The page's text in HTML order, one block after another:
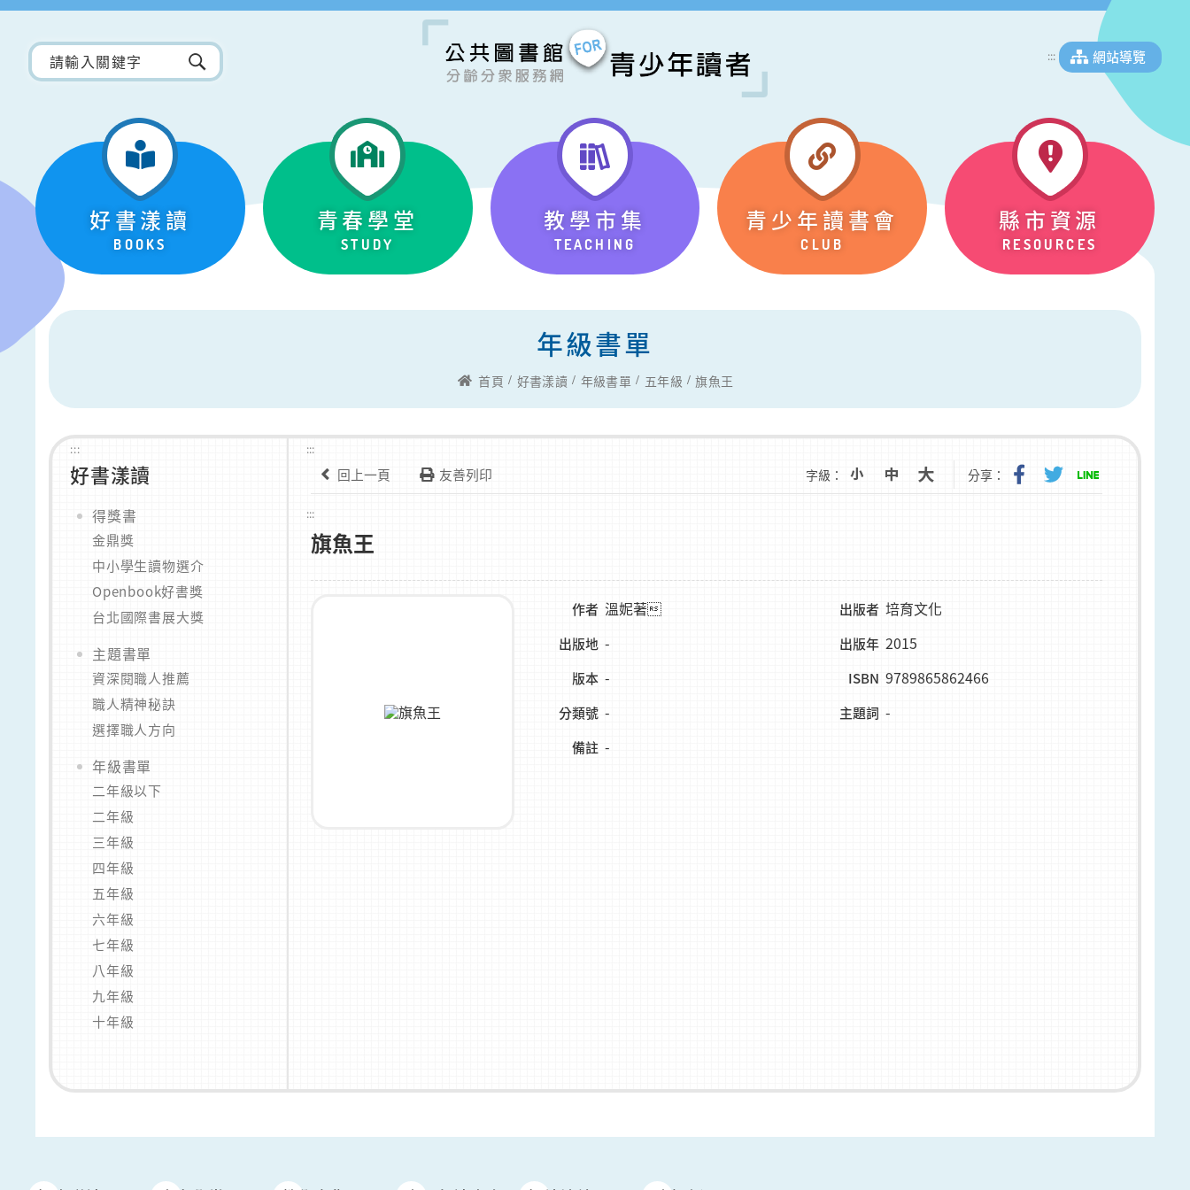
::: 網站導覽
好書漾讀
BOOKS
青春學堂
STUDY
教學市集
TEACHING
青少年讀書會
CLUB
縣市資源
RESOURCES
年級書單
首頁 好書漾讀 年級書單 五年級 旗魚王
:::
好書漾讀
得獎書
金鼎獎
中小學生讀物選介
Openbook好書獎
台北國際書展大獎
主題書單
資深閱職人推薦
職人精神秘訣
選擇職人方向
年級書單
二年級以下
二年級
三年級
四年級
五年級
六年級
七年級
八年級
九年級
十年級
:::
回上一頁 友善列印 字級： 分享：
:::
旗魚王
作者 溫妮著 出版者 培育文化
出版地 - 出版年 2015
版本 - ISBN 9789865862466
分類號 - 主題詞 -
備註 -